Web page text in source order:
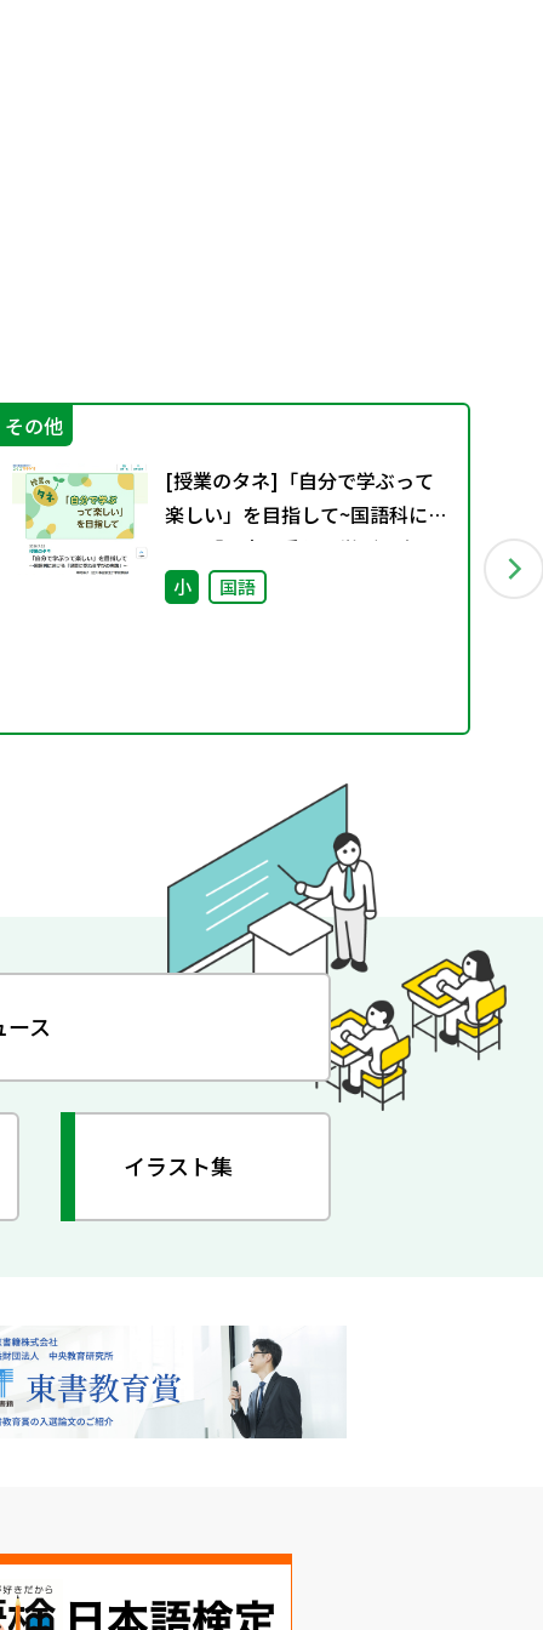
その他
[授業のタネ]「自分で学ぶって
楽しい」を目指して~国語科にお
ける「児童に委ねる学びの実
践」~
小 国語
ース
イラスト集